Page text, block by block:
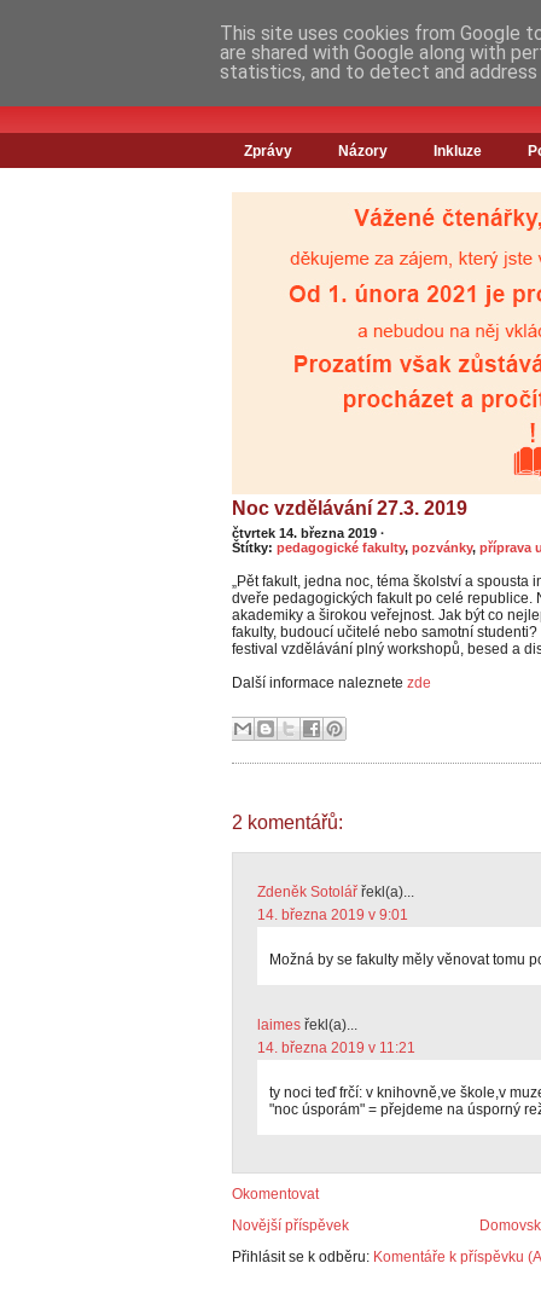
Zprávy Názory Inkluze
Noc vzdělávání 27.3. 2019
čtvrtek 14. března 2019 ·
Štítky: pedagogické fakulty, pozvánky, příprava
„Pět fakult, jedna noc, téma školství a
dveře pedagogických fakult po celé republice.
akademiky a širokou veřejnost. Jak být co
fakulty, budoucí učitelé nebo samotní
festival vzdělávání plný workshopů, besed a
Další informace naleznete zde
2 komentářů:
Zdeněk Sotolář řekl(a)...
14. března 2019 v 9:01
Možná by se fakulty měly věnovat tomu
laimes řekl(a)...
14. března 2019 v 11:21
ty noci teď frčí: v knihovně,ve škole,v
"noc úsporám" = přejdeme na úsporný
Okomentovat
Novější příspěvek
Přihlásit se k odběru: Komentáře k příspěvku
This site uses cookies from Google
are shared with Google along with
statistics, and to detect and address